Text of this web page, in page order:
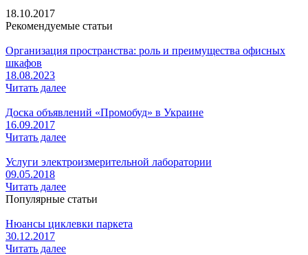
18.10.2017
Рекомендуемые статьи
Организация пространства: роль и преимущества офисных
шкафов
18.08.2023
Читать далее
Доска объявлений «Промобуд» в Украине
16.09.2017
Читать далее
Услуги электроизмерительной лаборатории
09.05.2018
Читать далее
Популярные статьи
Нюансы циклевки паркета
30.12.2017
Читать далее